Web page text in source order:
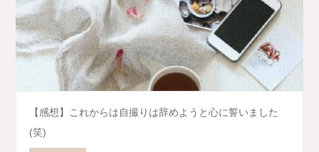
【感想】これからは自撮りは辞めようと心に誓いました
(笑)